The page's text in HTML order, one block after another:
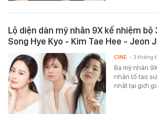
Lộ diện dàn mỹ nhân 9X kế nhiệm bộ
Song Hye Kyo - Kim Tae Hee - Jeon
Ba mỹ nhân
nhân tố tạo
nhất tại giới
CINE - 3 tháng